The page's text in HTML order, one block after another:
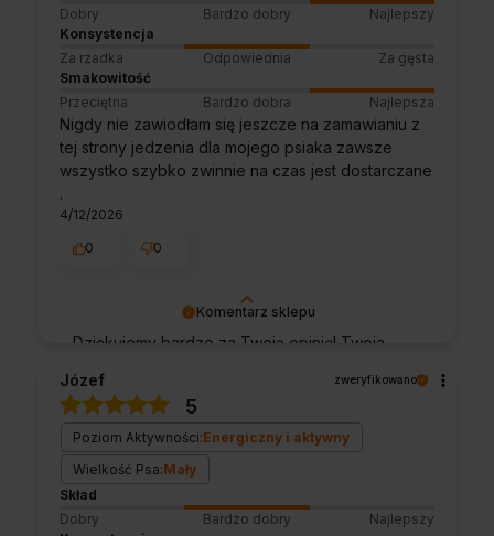
Komentarz sklepu
Dziękujemy bardzo za Twoją opinię! Twoja
wiemy, że jesteśmy na właściwym torze :) Z
pozdrowieniami, obsługa sklepu.
Dobry
Bardzo dobry
Najlepszy
Konsystencja
Za rzadka
Odpowiednia
Za gęsta
Smakowitość
Przeciętna
Bardzo dobra Najlepsza
Nigdy nie zawiodłam się jeszcze na zamawianiu z
tej strony jedzenia dla mojego psiaka zawsze
wszystko szybko zwinnie na czas jest dostarczane
.
4/12/2026
0
0
Józef zweryfikowano
5
Poziom Aktywności:Energiczny i aktywny
Wielkość Psa:Mały
Skład
Dobry
Bardzo dobry
Najlepszy